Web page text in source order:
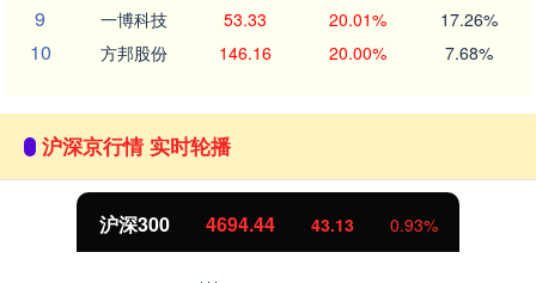
9 一博科技 53.33 20.01% 17.26%
10 方邦股份 146.16 20.00% 7.68%
沪深京行情 实时轮播
沪深300 4694.44 43.13 0.93%